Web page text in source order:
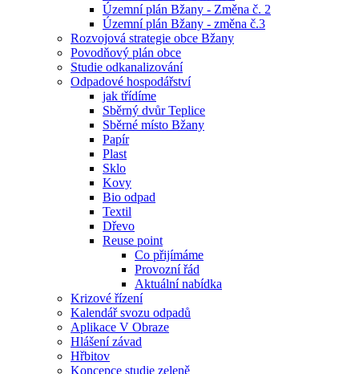
Územní plán Bžany - Změna č. 2
Územní plán Bžany - změna č.3
Rozvojová strategie obce Bžany
Povodňový plán obce
Studie odkanalizování
Odpadové hospodářství
jak třídíme
Sběrný dvůr Teplice
Sběrné místo Bžany
Papír
Plast
Sklo
Kovy
Bio odpad
Textil
Dřevo
Reuse point
Co přijímáme
Provozní řád
Aktuální nabídka
Krizové řízení
Kalendář svozu odpadů
Aplikace V Obraze
Hlášení závad
Hřbitov
Koncepce studie zeleně